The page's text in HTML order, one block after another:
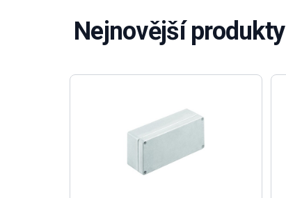
Nejnovější produkty